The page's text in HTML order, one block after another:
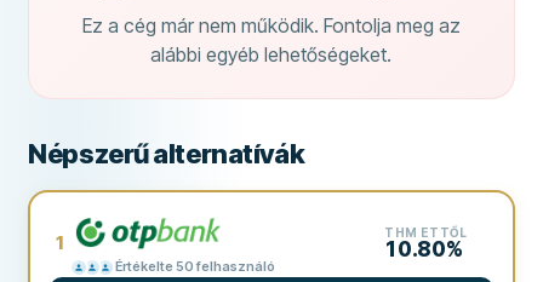
Ez a cég már nem működik. Fontolja meg az
alábbi egyéb lehetőségeket.
Népszerű alternatívák
1
Értékelte 50 felhasználó
THM ETTŐL
10.80%